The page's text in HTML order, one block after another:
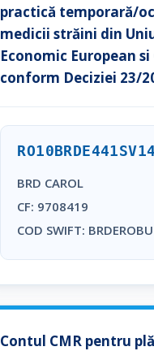
practică temporară/
medicii străini din
Economic European
conform Deciziei 23/
BRD CAROL
CF: 9708419
COD SWIFT: BRDEROBU
Contul CMR pentru